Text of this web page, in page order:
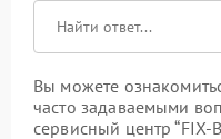
Вы можете
часто задаваемыми
сервисный центр